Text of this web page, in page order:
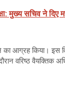
मुख्य सचिव ने
का आग्रह किया। इस
वरिष्ठ वैयक्तिक